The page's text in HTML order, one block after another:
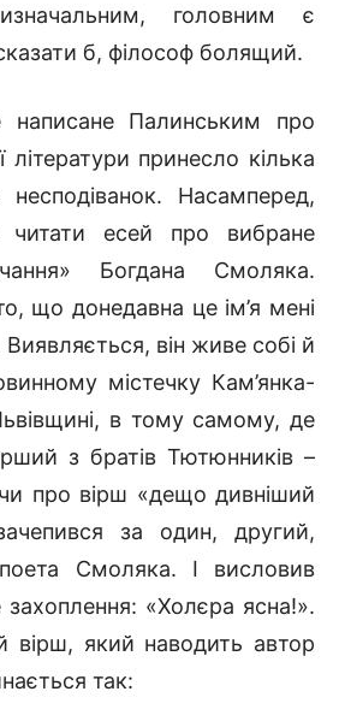
головним є
б, філософ болящий.
Палинським про
літератури принесло кілька
Насамперед,
есей про вибране
Богдана Смоляка.
що донедавна це ім’я мені
він живе собі й
містечку Кам’янка-
в тому самому, де
з братів Тютюнників –
про вірш «дещо дивніший
за один, другий,
Смоляка. І висловив
захоплення: «Холєра ясна!».
вірш, який наводить автор
так: